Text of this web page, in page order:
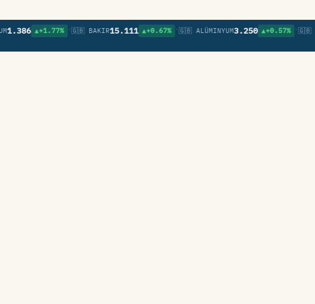
▲+1.77% •🇬🇧 BAKIR15.111 ▲+0.67% •🇬🇧 ALÜMINYUM3.250 ▲+0.57% •🇬🇧 NIKEL